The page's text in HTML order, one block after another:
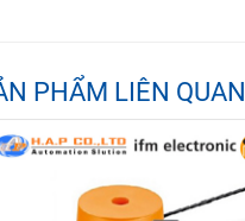
PHẨM LIÊN QUAN